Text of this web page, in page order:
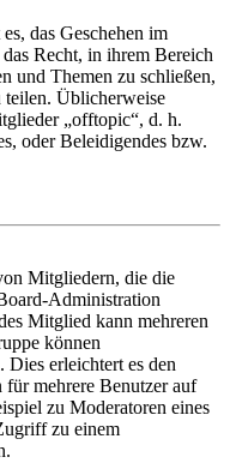
das Geschehen im
Recht, in ihrem Bereich
und Themen zu schließen,
teilen. Üblicherweise
„offtopic“, d. h.
oder Beleidigendes bzw.
Mitgliedern, die die
Administration
Mitglied kann mehreren
können
erleichtert es den
mehrere Benutzer auf
zu Moderatoren eines
zu einem